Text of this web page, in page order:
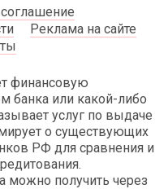
Реклама на сайте
финансовую
банка или какой-либо
услуг по выдаче
о существующих
РФ для сравнения и
получить через